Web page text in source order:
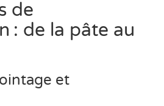
de
: de la pâte au
et